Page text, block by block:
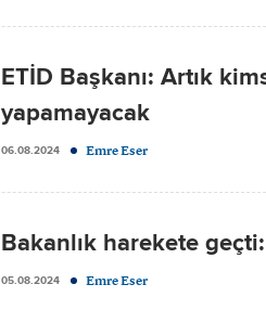
ETİD Başkanı: Artık
yapamayacak
06.08.2024 Emre Eser
Bakanlık harekete
05.08.2024 Emre Eser